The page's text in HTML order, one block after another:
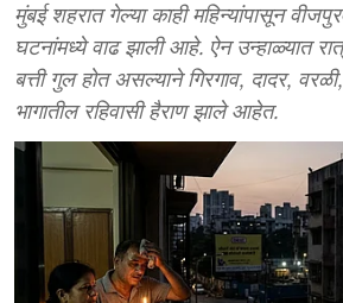
मुंबई शहरात गेल्या काही महिन्यांपासून
घटनांमध्ये वाढ झाली आहे. ऐन उन्हाळ्यात
बत्ती गुल होत असल्याने गिरगाव, दादर,
भागातील रहिवासी हैराण झाले आहेत.